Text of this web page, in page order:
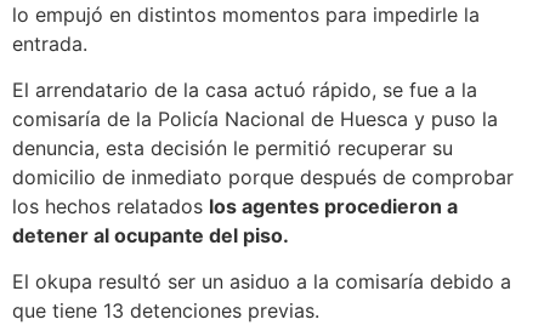
lo empujó en distintos momentos para impedirle la
entrada.
El arrendatario de la casa actuó rápido, se fue a la
comisaría de la Policía Nacional de Huesca y puso la
denuncia, esta decisión le permitió recuperar su
domicilio de inmediato porque después de comprobar
los hechos relatados los agentes procedieron a
detener al ocupante del piso.
El okupa resultó ser un asiduo a la comisaría debido a
que tiene 13 detenciones previas.